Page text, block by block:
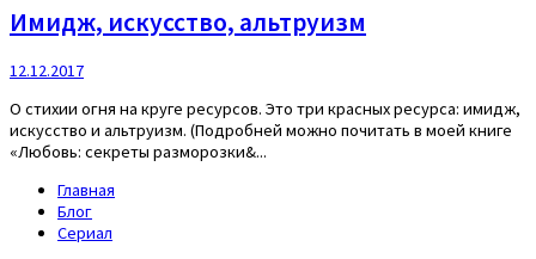
Имидж, искусство, альтруизм
12.12.2017
О стихии огня на круге ресурсов. Это три красных ресурса: имидж,
искусство и альтруизм. (Подробней можно почитать в моей книге
«Любовь: секреты разморозки&...
Главная
Блог
Сериал